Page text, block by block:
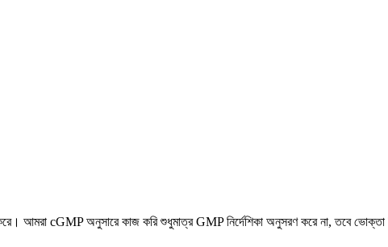
আমরা cGMP অনুসারে কাজ করি শুধুমাত্র GMP নির্দেশিকা অনুসরণ করে না, তবে ভোক্তা